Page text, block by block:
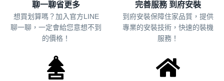
聊一聊省更多
想買划算嗎？加入官方LINE
聊一聊，一定會給您意想不到
的價格！
完善服務 到府安裝
到府安裝保障住家品質，提供
專業的安裝技術，快速的裝機
服務！